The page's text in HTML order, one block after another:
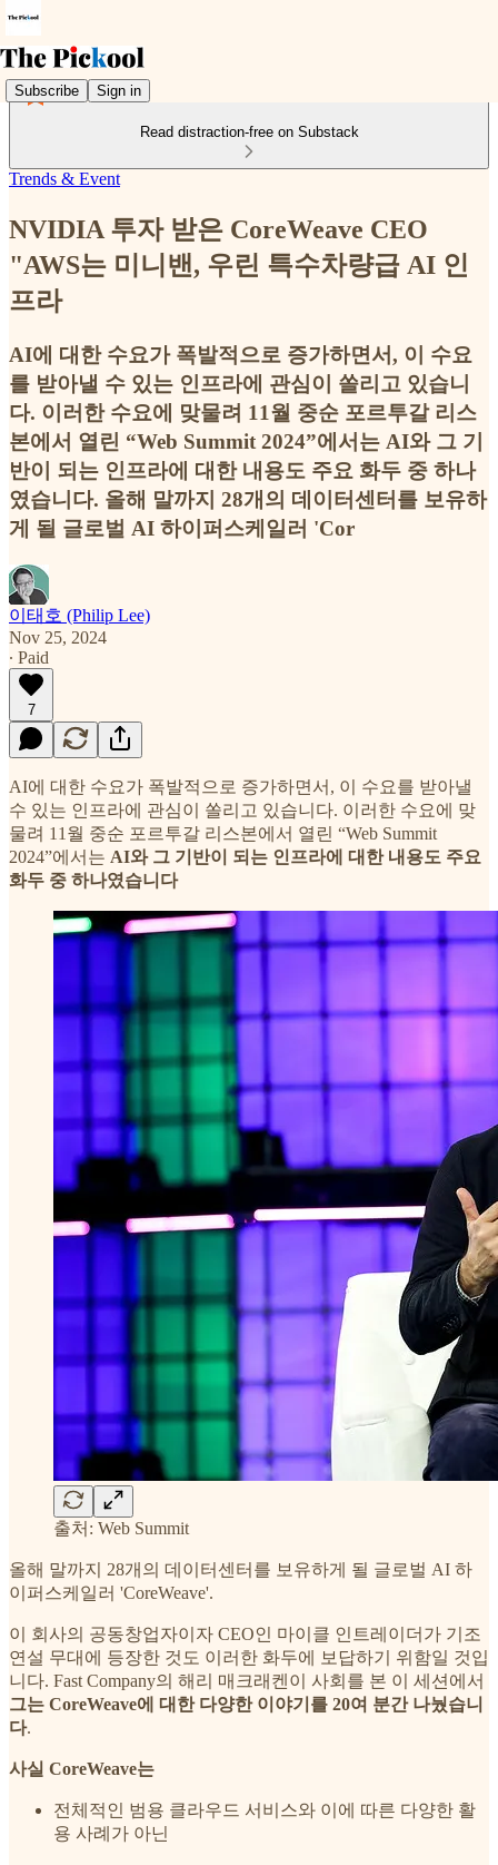
Subscribe Sign in
Read distraction-free on Substack
Trends & Event
NVIDIA 투자 받은 CoreWeave CEO
"AWS는 미니밴, 우린 특수차량급 AI 인
프라
AI에 대한 수요가 폭발적으로 증가하면서, 이 수요
를 받아낼 수 있는 인프라에 관심이 쏠리고 있습니
다. 이러한 수요에 맞물려 11월 중순 포르투갈 리스
본에서 열린 “Web Summit 2024”에서는 AI와 그 기
반이 되는 인프라에 대한 내용도 주요 화두 중 하나
였습니다. 올해 말까지 28개의 데이터센터를 보유하
게 될 글로벌 AI 하이퍼스케일러 'Cor
이태호 (Philip Lee)
Nov 25, 2024
∙ Paid
7
AI에 대한 수요가 폭발적으로 증가하면서, 이 수요를 받아낼
수 있는 인프라에 관심이 쏠리고 있습니다. 이러한 수요에 맞
물려 11월 중순 포르투갈 리스본에서 열린 “Web Summit
2024”에서는 AI와 그 기반이 되는 인프라에 대한 내용도 주요
화두 중 하나였습니다
출처: Web Summit
올해 말까지 28개의 데이터센터를 보유하게 될 글로벌 AI 하
이퍼스케일러 'CoreWeave'.
이 회사의 공동창업자이자 CEO인 마이클 인트레이더가 기조
연설 무대에 등장한 것도 이러한 화두에 보답하기 위함일 것입
니다. Fast Company의 해리 매크래켄이 사회를 본 이 세션에서
그는 CoreWeave에 대한 다양한 이야기를 20여 분간 나눴습니
다.
사실 CoreWeave는
전체적인 범용 클라우드 서비스와 이에 따른 다양한 활
용 사례가 아닌